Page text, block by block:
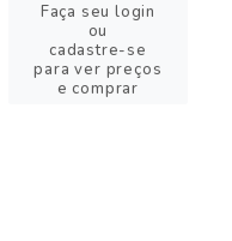
Faça seu login
ou
cadastre-se
para ver preços
e comprar